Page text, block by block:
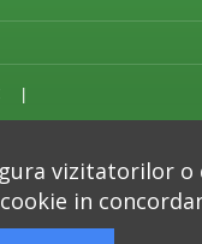
Protectia Consumatorilor –
vizitatorilor
in